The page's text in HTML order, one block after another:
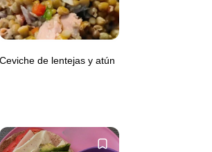
Ceviche de lentejas y atún